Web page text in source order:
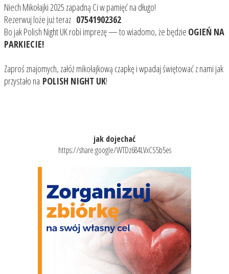
Niech Mikołajki 2025 zapadną Ci w pamięć na długo!
Rezerwuj loże już teraz 07541902362
Bo jak Polish Night UK robi imprezę — to wiadomo, że będzie OGIEŃ NA
PARKIECIE!
Zaproś znajomych, załóż mikołajkową czapkę i wpadaj świętować z nami jak
przystało na POLISH NIGHT UK!
jak dojechać
https://share.google/WTDz684LVxCS5b5es